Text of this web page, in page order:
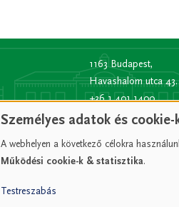
1163 Budapest,
Havashalom utca
+36 1 401 1400
info[kukac]bp16.hu
Hivatali kapu rövid
név:XVIPOLG
Személyes adatok és cookie-
A webhelyen a következő célokra
Működési cookie-k & statisztika.
Testreszabás